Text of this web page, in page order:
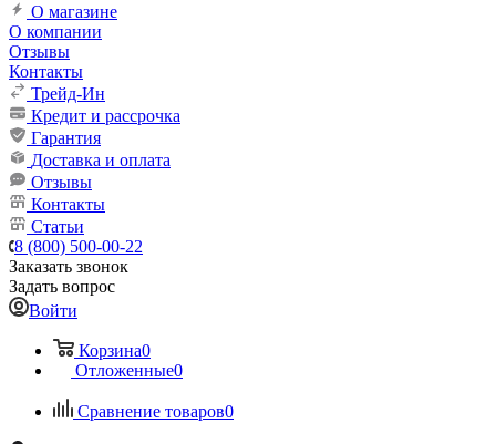
О магазине
О компании
Отзывы
Контакты
Трейд-Ин
Кредит и рассрочка
Гарантия
Доставка и оплата
Отзывы
Контакты
Статьи
8 (800) 500-00-22
Заказать звонок
Задать вопрос
Войти
Корзина0
Отложенные0
Сравнение товаров0